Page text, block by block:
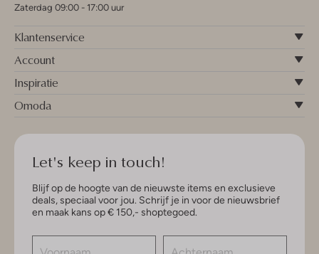
Zaterdag 09:00 - 17:00 uur
Klantenservice
Account
Inspiratie
Omoda
Let's keep in touch!
Blijf op de hoogte van de nieuwste items en exclusieve
deals, speciaal voor jou. Schrijf je in voor de nieuwsbrief
en maak kans op € 150,- shoptegoed.